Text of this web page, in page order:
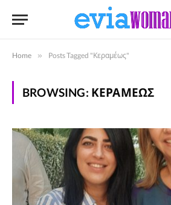
Home » Posts Tagged "Κεραμέως"
BROWSING: ΚΕΡΑΜΈΩΣ